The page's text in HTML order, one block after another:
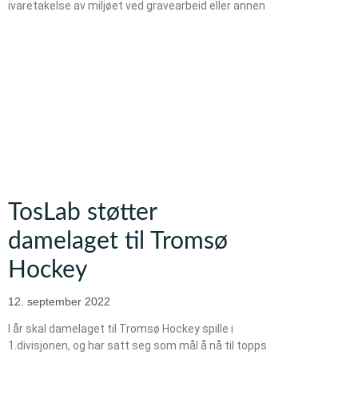
ivaretakelse av miljøet ved gravearbeid eller annen
TosLab støtter
damelaget til Tromsø
Hockey
12. september 2022
I år skal damelaget til Tromsø Hockey spille i
1.divisjonen, og har satt seg som mål å nå til topps